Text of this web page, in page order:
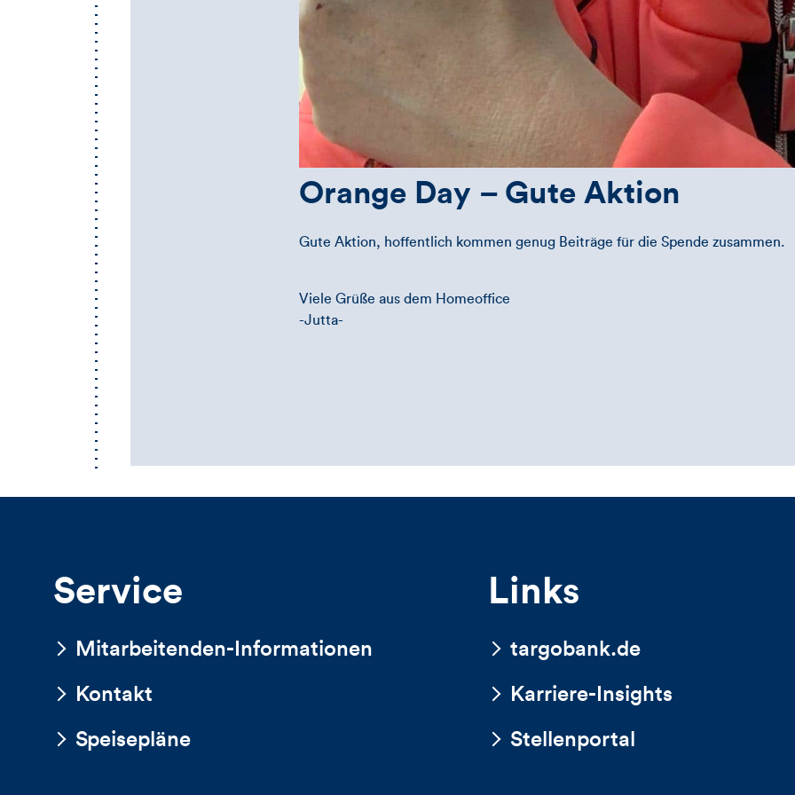
Orange Day – Gute Aktion
Gute Aktion, hoffentlich kommen genug Beiträge für die Spende zusammen.
Viele Grüße aus dem Homeoffice
-Jutta-
Service
Mitarbeitenden-Informationen
Kontakt
Speisepläne
Links
targobank.de
Karriere-Insights
Stellenportal